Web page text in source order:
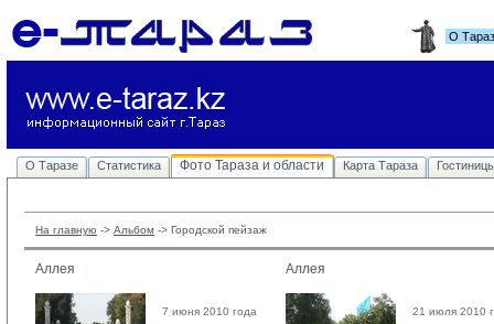
О
О Таразе Статистика Фото Тараза и области Карта Тараза
На главную -> Альбом -> Городской пейзаж
Аллея
7 июня 2010 года
Аллея
21 июля 2010